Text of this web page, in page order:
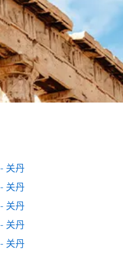
关丹
关丹
关丹
关丹
关丹